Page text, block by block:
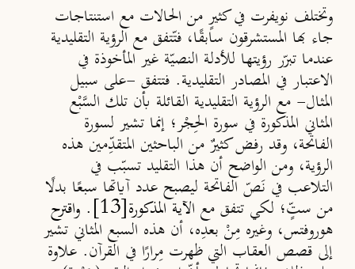
وتختلف نويفرت في كثيرٍ من الحالات مع استنتاجات
جاء بها المستشرقون سابقًا، فتّتفق مع الرؤية التقليدية
عندما تبرّر رؤيتها للأدلة النصيّة غير المأخوذة في
الاعتبار في المصادر التقليدية. فتتفق -على سبيل
المثال- مع الرؤية التقليدية القائلة بأن تلك السَّبْع
المثاني المذكورة في سورة الحِجْر؛ إنما تشير لسورة
الفاتحة، وقد رفض كثيرٌ من الباحثين المتقدِّمين هذه
الرؤية، ومن الواضح أن هذا التقليد تسبّب في
التلاعب في نَصّ الفاتحة ليصبح عدد آياتها سبعًا بدلًا
من ستٍّ؛ لكي تتفق مع الآية المذكورة[13] . واقترح
هوروفتس، وغيره مِنْ بعدِه، أن هذه السبع المثاني تشير
إلى قصص العقاب التي ظهرت مِرارًا في القرآن. علاوة